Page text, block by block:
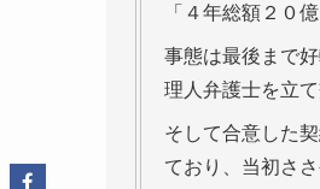
「４年総額２０
事態は最後まで
理人弁護士を立
そして合意した
ており、当初さ